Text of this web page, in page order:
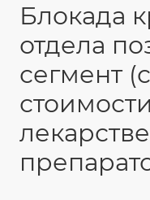
Блокада
отдела
сегмент
стоимости